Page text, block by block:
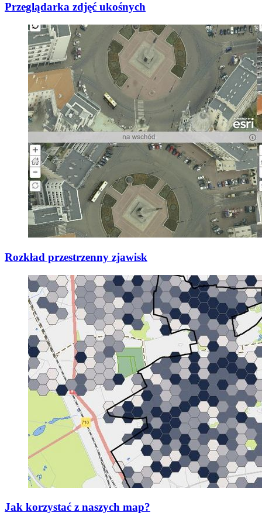
Przeglądarka zdjęć ukośnych
Rozkład przestrzenny zjawisk
Jak korzystać z naszych map?